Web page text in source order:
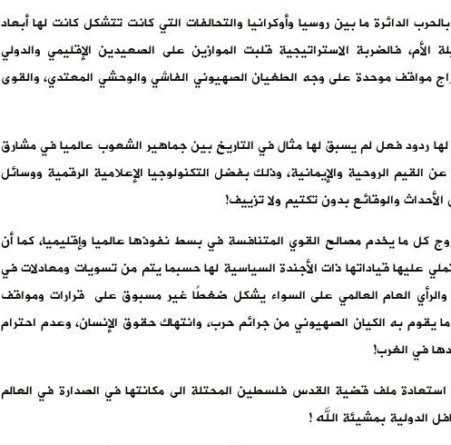
الدائرة ما بين روسيا وأوكرانيا والتحالفات التي كانت تتشكل كانت لها أبعاد
فالضربة الاستراتيجية قلبت الموازين على الصعيدين الإقليمي والدولي
مواقف موحدة على وجه الطغيان الصهيوني الفاشي والوحشي المعتدي، والقوى
لها ردود فعل لم يسبق لها مثال في التاريخ بين جماهير الشعوب عالميا في مشارق
القيم الروحية والإيمانية، وذلك بفضل التكنولوجيا الإعلامية الرقمية ووسائل
والوقائع بدون تكتيم ولا تزييف!
كل ما يخدم مصالح القوي المتنافسة في بسط نفوذها عالميا وإقليميا، كما أن
عليها قياداتها ذات الأجندة السياسية لها حسبما يتم من تسويات ومعادلات في
والرأي العام العالمي على السواء يشكل ضغطًا غير مسبوق على قرارات ومواقف
يقوم به الكيان الصهيوني من جرائم حرب، وانتهاك حقوق الإنسان، وعدم احترام
في الغرب!
ملف قضية القدس فلسطين المحتلة الى مكانتها في الصدارة في العالم
الدولية بمشيئة الله !